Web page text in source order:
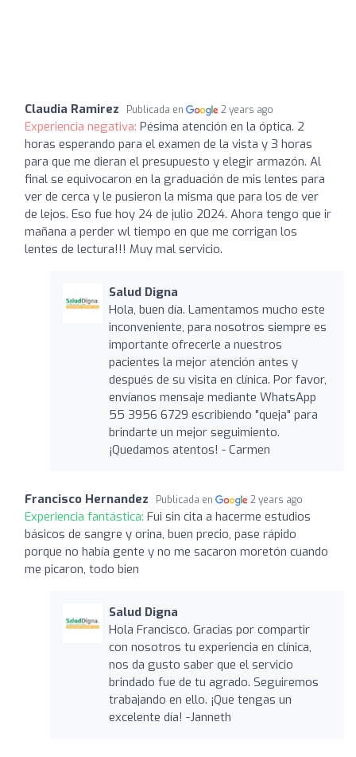
Claudia Ramirez Publicada en 2 years ago
Experiencia negativa: Pésima atención en la óptica. 2
horas esperando para el examen de la vista y 3 horas
para que me dieran el presupuesto y elegir armazón. Al
final se equivocaron en la graduación de mis lentes para
ver de cerca y le pusieron la misma que para los de ver
de lejos. Eso fue hoy 24 de julio 2024. Ahora tengo que ir
mañana a perder wl tiempo en que me corrigan los
lentes de lectura!!! Muy mal servicio.
Salud Digna
Hola, buen día. Lamentamos mucho este
inconveniente, para nosotros siempre es
importante ofrecerle a nuestros
pacientes la mejor atención antes y
después de su visita en clínica. Por favor,
envíanos mensaje mediante WhatsApp
55 3956 6729 escribiendo "queja" para
brindarte un mejor seguimiento.
¡Quedamos atentos! - Carmen
Francisco Hernandez Publicada en 2 years ago
Experiencia fantástica: Fui sin cita a hacerme estudios
básicos de sangre y orina, buen precio, pase rápido
porque no había gente y no me sacaron moretón cuando
me picaron, todo bien
Salud Digna
Hola Francisco. Gracias por compartir
con nosotros tu experiencia en clínica,
nos da gusto saber que el servicio
brindado fue de tu agrado. Seguiremos
trabajando en ello. ¡Que tengas un
excelente día! -Janneth